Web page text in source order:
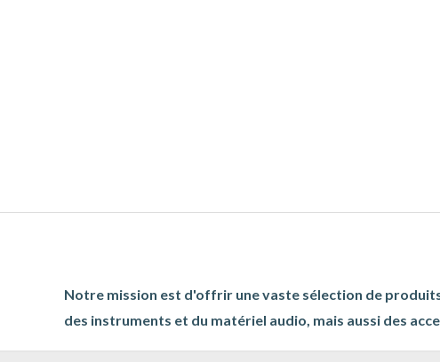
Notre mission est d'offrir une vaste sélection de
des instruments et du matériel audio, mais aussi des